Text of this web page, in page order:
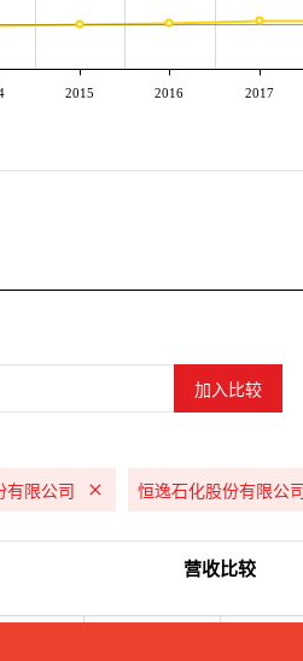
2015 2016 2017
有限公司 恒逸石化股份有限公司
营收比较